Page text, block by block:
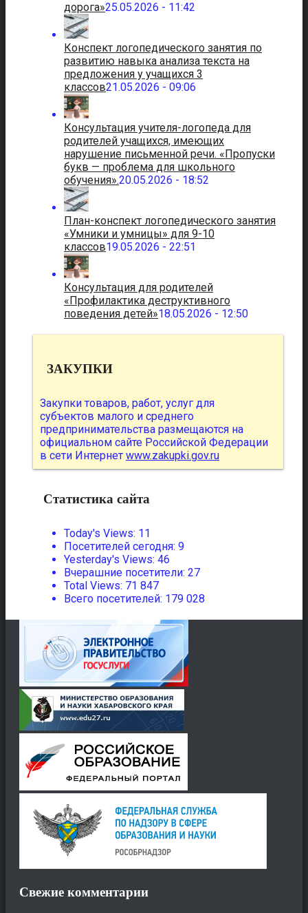
дорога»25.05.2026 - 11:42
Конспект логопедического занятия по
развитию навыка анализа текста на
предложения у учащихся 3
классов21.05.2026 - 09:06
Консультация учителя-логопеда для
родителей учащихся, имеющих
нарушение письменной речи. «Пропуски
букв — проблема для школьного
обучения».20.05.2026 - 18:52
План-конспект логопедического занятия
«Умники и умницы» для 9-10
классов19.05.2026 - 22:51
Консультация для родителей
«Профилактика деструктивного
поведения детей»18.05.2026 - 12:50
ЗАКУПКИ
Закупки товаров, работ, услуг для
субъектов малого и среднего
предпринимательства размещаются на
официальном сайте Российской Федерации
в сети Интернет www.zakupki.gov.ru
Статистика сайта
Today's Views: 11
Посетителей сегодня: 9
Yesterday's Views: 46
Вчерашние посетители: 27
Total Views: 71 847
Всего посетителей: 179 028
Свежие комментарии